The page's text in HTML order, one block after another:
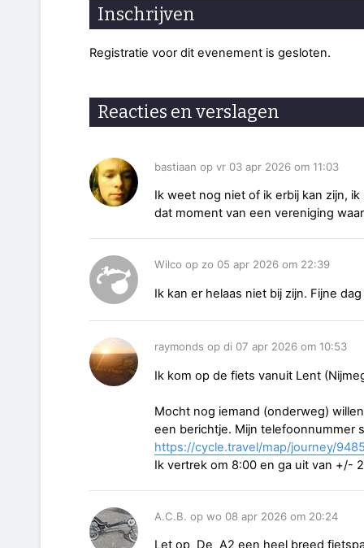
Inschrijven
Registratie voor dit evenement is gesloten.
Reacties en verslagen
bastiaan op vr 03 apr 2026 om 11:03
Ik weet nog niet of ik erbij kan zijn,
dat moment van een vereniging
Wilco op zo 05 apr 2026 om 22:39
Ik kan er helaas niet bij zijn. Fijne dag
raymonds op di 07 apr 2026 om 10:53
Ik kom op de fiets vanuit Lent
Mocht nog iemand (onderweg)
een berichtje. Mijn telefoonnummer
https://cycle.travel/map/journey/
Ik vertrek om 8:00 en ga uit van +/-
A.C.B. op wo 08 apr 2026 om 20:24
Let op De A2 een heel breed